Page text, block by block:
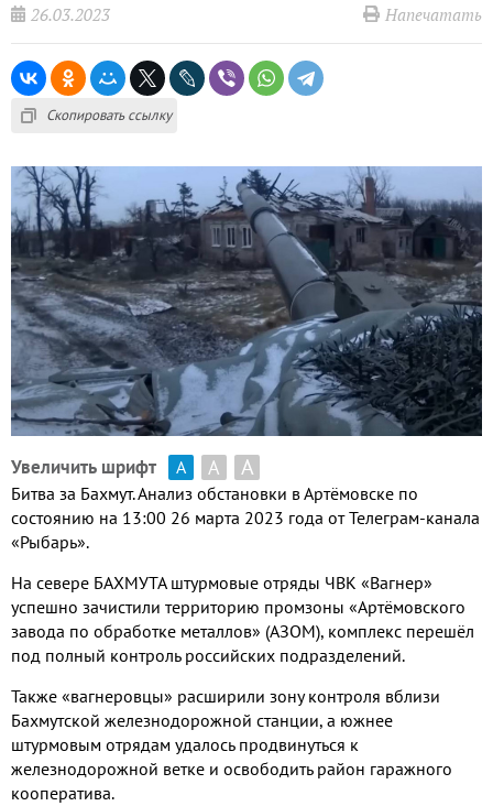
26.03.2023
Напечатать
Скопировать ссылку
Увеличить шрифт А А А
Битва за Бахмут. Анализ обстановки в Артёмовске по
состоянию на 13:00 26 марта 2023 года от Телеграм-канала
«Рыбарь».
На севере БАХМУТА штурмовые отряды ЧВК «Вагнер»
успешно зачистили территорию промзоны «Артёмовского
завода по обработке металлов» (АЗОМ), комплекс перешёл
под полный контроль российских подразделений.
Также «вагнеровцы» расширили зону контроля вблизи
Бахмутской железнодорожной станции, а южнее
штурмовым отрядам удалось продвинуться к
железнодорожной ветке и освободить район гаражного
кооператива.